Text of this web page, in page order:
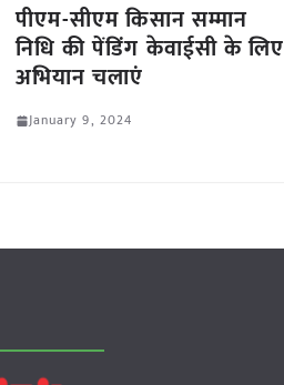
पीएम-सीएम किसान सम्मान
निधि की पेंडिंग केवाईसी के लिए
अभियान चलाएं
January 9, 2024